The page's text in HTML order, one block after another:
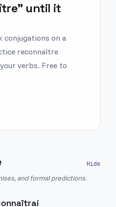
until it
conjugations on a
reconnaître
verbs. Free to
and formal predictions.